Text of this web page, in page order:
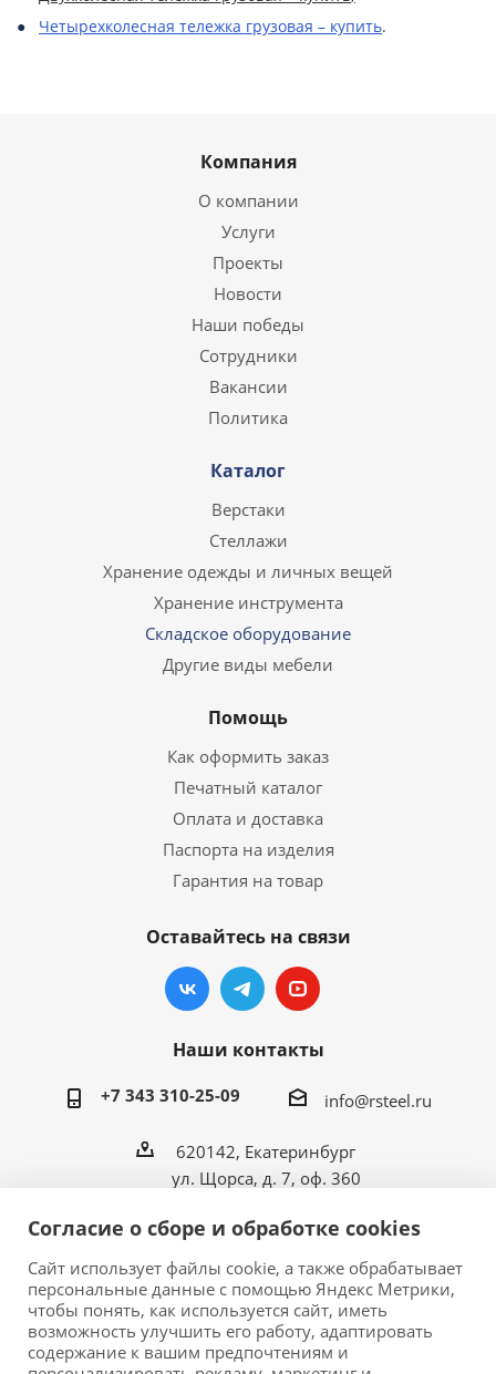
Четырехколесная тележка грузовая – купить.
Компания
О компании
Услуги
Проекты
Новости
Наши победы
Сотрудники
Вакансии
Политика
Каталог
Верстаки
Стеллажи
Хранение одежды и личных вещей
Хранение инструмента
Складское оборудование
Другие виды мебели
Помощь
Как оформить заказ
Печатный каталог
Оплата и доставка
Паспорта на изделия
Гарантия на товар
Оставайтесь на связи
Наши контакты
+7 343 310-25-09 info@rsteel.ru
620142, Екатеринбург
ул. Щорса, д. 7, оф. 360
2026 © ООО «Риал Стил» • Производитель
металлической мебели в Екатеринбурге.
Обращаем ваше внимание на то, что данный сайт
Согласие о сборе и обработке cookies
Сайт использует файлы cookie, а также обрабатывает
персональные данные с помощью Яндекс Метрики,
чтобы понять, как используется сайт, иметь
возможность улучшить его работу, адаптировать
содержание к вашим предпочтениям и